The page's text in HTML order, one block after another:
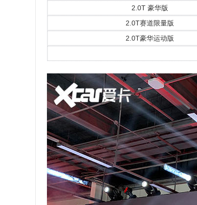
2.0T 豪华版
2.0T赛道限量版
2.0T豪华运动版